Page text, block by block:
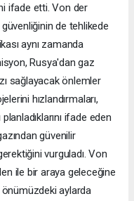
ifade etti. Von der
de tehlikede
aynı zamanda
Rusya'dan gaz
sağlayacak önlemler
hızlandırmaları,
ifade eden
güvenilir
vurguladı. Von
ile bir araya geleceğine
önümüzdeki aylarda